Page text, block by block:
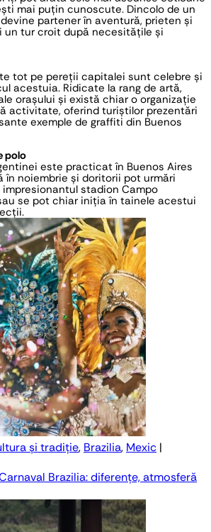
mai puțin cunoscute. Dincolo de un
partener în aventură, prieten și
tur croit după necesitățile și
tot pe pereții capitalei sunt celebre și
acestuia. Ridicate la rang de artă,
orașului și există chiar o organizație
activitate, oferind turiștilor prezentări
exemple de graffiti din Buenos
polo
este practicat în Buenos Aires
în noiembrie și doritorii pot urmări
stadion Campo
se pot chiar iniția în tainele acestui
și tradiție, Brazilia, Mexic |
Brazilia: diferențe, atmosferă